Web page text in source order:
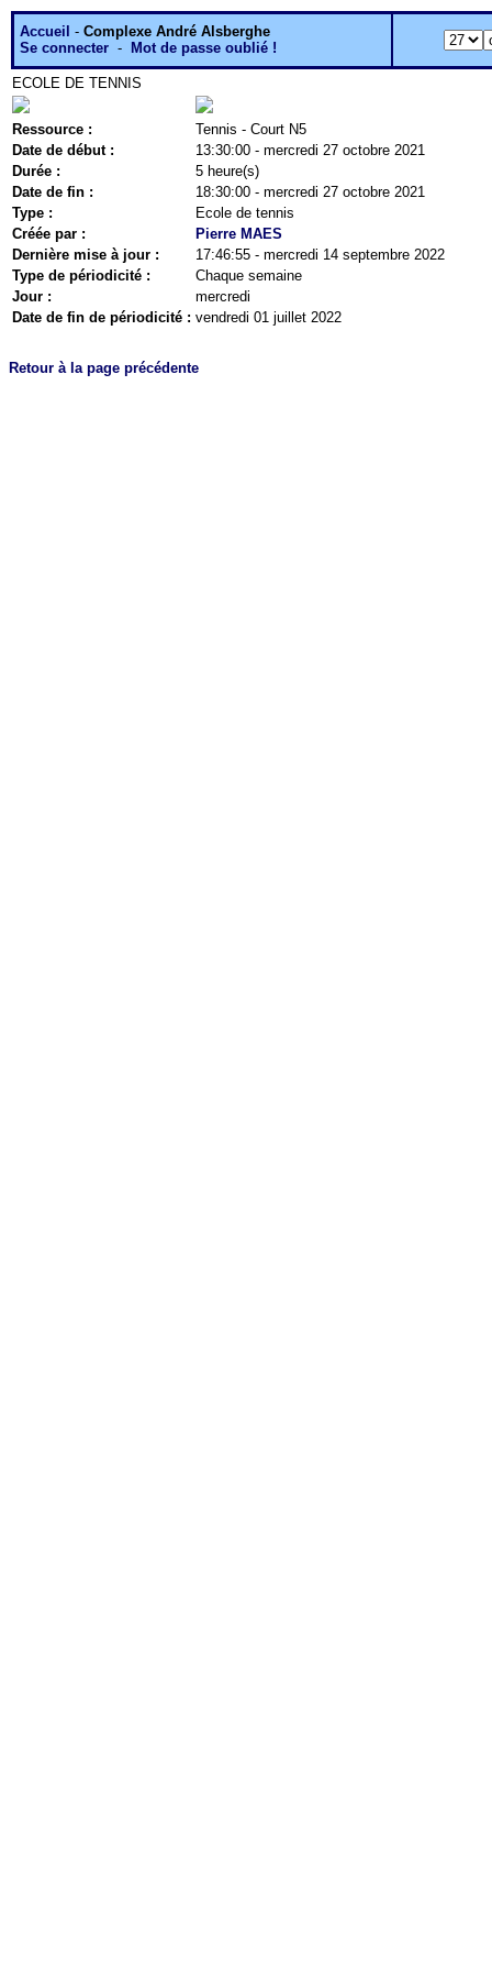
Accueil - Complexe André Alsberghe
Se connecter - Mot de passe oublié !
ECOLE DE TENNIS
Ressource :
Tennis - Court N5
Date de début :
13:30:00 - mercredi 27 octobre 2021
Durée :
5 heure(s)
Date de fin :
18:30:00 - mercredi 27 octobre 2021
Type :
Ecole de tennis
Créée par :
Pierre MAES
Dernière mise à jour :
17:46:55 - mercredi 14 septembre 2022
Type de périodicité :
Chaque semaine
Jour :
mercredi
Date de fin de périodicité : vendredi 01 juillet 2022
Retour à la page précédente